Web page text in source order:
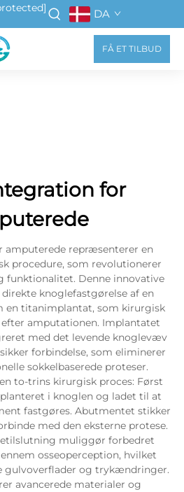
DA
FÅ ET TILBUD
for
amputerede repræsenterer en
procedure, som revolutionerer
funktionalitet. Denne innovative
knoglefastgørelse af en
en titanimplantat, som kirurgisk
amputationen. Implantatet
med det levende knoglevæv
forbindelse, som eliminerer
sokkelbaserede proteser.
to-trins kirurgisk proces: Først
i knoglen og ladet til at
fastgøres. Abutmentet stikker
med den eksterne protese.
muliggør forbedret
osseoperception, hvilket
gulvoverflader og trykændringer.
avancerede materialer og